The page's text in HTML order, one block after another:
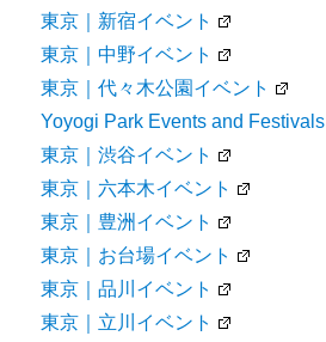
東京｜新宿イベント
東京｜中野イベント
東京｜代々木公園イベント
Yoyogi Park Events and Festivals
東京｜渋谷イベント
東京｜六本木イベント
東京｜豊洲イベント
東京｜お台場イベント
東京｜品川イベント
東京｜立川イベント